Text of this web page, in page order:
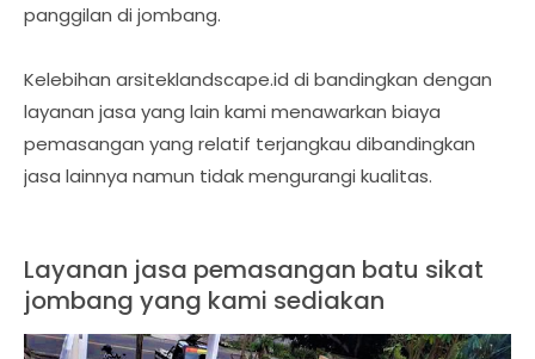
panggilan di jombang.
Kelebihan arsiteklandscape.id di bandingkan dengan
layanan jasa yang lain kami menawarkan biaya
pemasangan yang relatif terjangkau dibandingkan
jasa lainnya namun tidak mengurangi kualitas.
Layanan jasa pemasangan batu sikat
jombang yang kami sediakan